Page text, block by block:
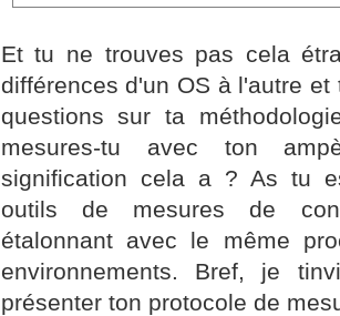
Et tu ne trouves pas cela
différences d'un OS à l'autre
questions sur ta
mesures-tu avec ton
signification cela a ? As tu
outils de mesures de
étalonnant avec le même
environnements. Bref, je
présenter ton protocole de